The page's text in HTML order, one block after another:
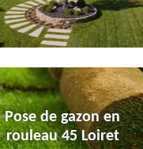
Pose de gazon en
rouleau 45 Loiret